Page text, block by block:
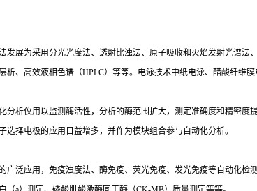
发展为采用分光光度法、透射比浊法、原子吸收和火焰发射光谱
析、高效液相色谱（HPLC）等等。电泳技术中纸电泳、醋酸纤维
分析仪用以监测酶活性，分析的酶范围扩大，测定准确度和精密
选择电极的应用日益增多，并作为模块组合参与自动化分析。
广泛应用，免疫浊度法、酶免疫、荧光免疫、发光免疫等自动化